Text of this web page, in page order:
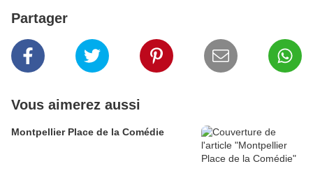
Partager
Vous aimerez aussi
Montpellier Place de la Comédie